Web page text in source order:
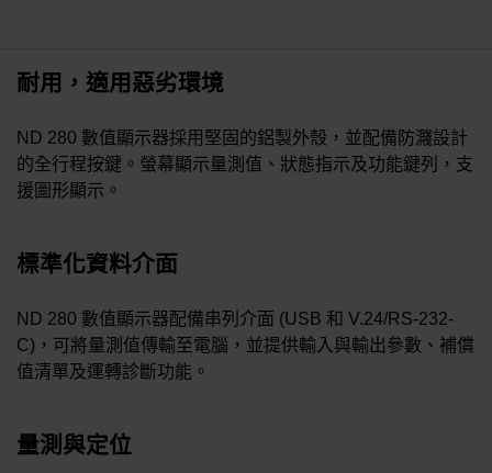
耐用，適用惡劣環境
ND 280 數值顯示器採用堅固的鋁製外殼，並配備防濺設計
的全行程按鍵。螢幕顯示量測值、狀態指示及功能鍵列，支
援圖形顯示。
標準化資料介面
ND 280 數值顯示器配備串列介面 (USB 和 V.24/RS-232-
C)，可將量測值傳輸至電腦，並提供輸入與輸出參數、補償
值清單及運轉診斷功能。
量測與定位